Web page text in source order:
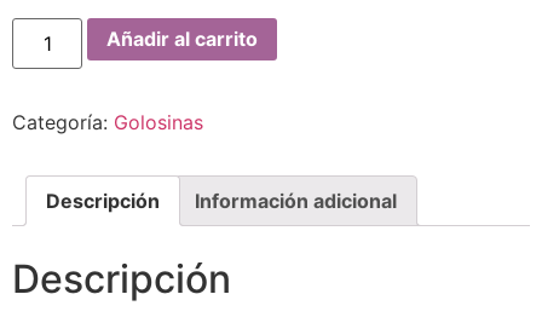
Añadir al carrito
Categoría: Golosinas
Descripción Información adicional
Descripción